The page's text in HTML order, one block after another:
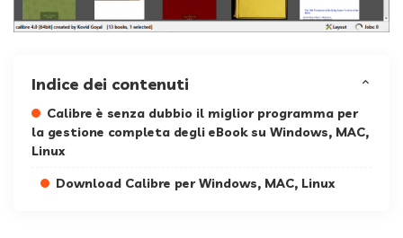
Indice dei contenuti
Calibre è senza dubbio il miglior programma per
la gestione completa degli eBook su Windows, MAC,
Linux
Download Calibre per Windows, MAC, Linux